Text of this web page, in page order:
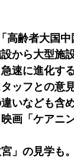
高齢者大国
から大型施
速に進化す
ッフとの意
いなども含
画「ケアニ
」の見学も